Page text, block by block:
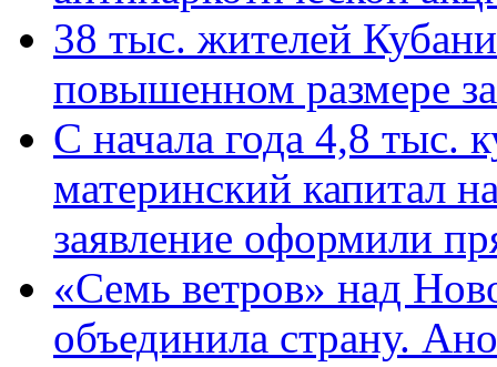
38 тыс. жителей
повышенном размере
С начала года 4,8 тыс.
материнский капитал
заявление оформили
«Семь ветров» над
объединила страну.